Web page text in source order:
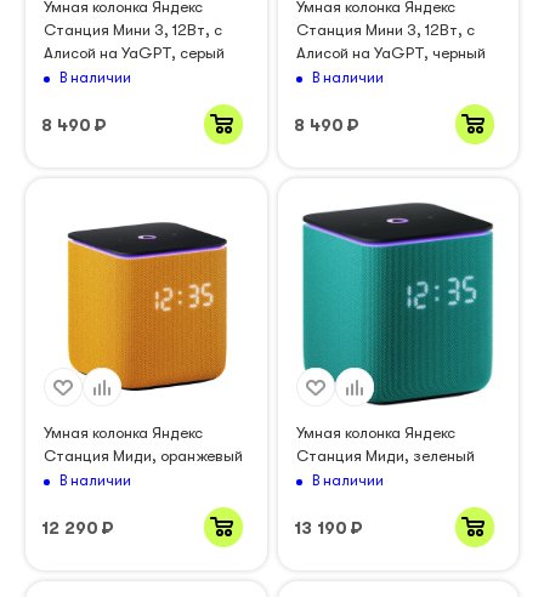
Умная колонка Яндекс
Станция Мини 3, 12Вт, с
Алисой на YaGPT, серый
В наличии
8 490 ₽
Умная колонка Яндекс
Станция Мини 3, 12Вт, с
Алисой на YaGPT, черный
В наличии
8 490 ₽
Умная колонка Яндекс
Станция Миди, оранжевый
В наличии
12 290 ₽
Умная колонка Яндекс
Станция Миди, зеленый
В наличии
13 190 ₽